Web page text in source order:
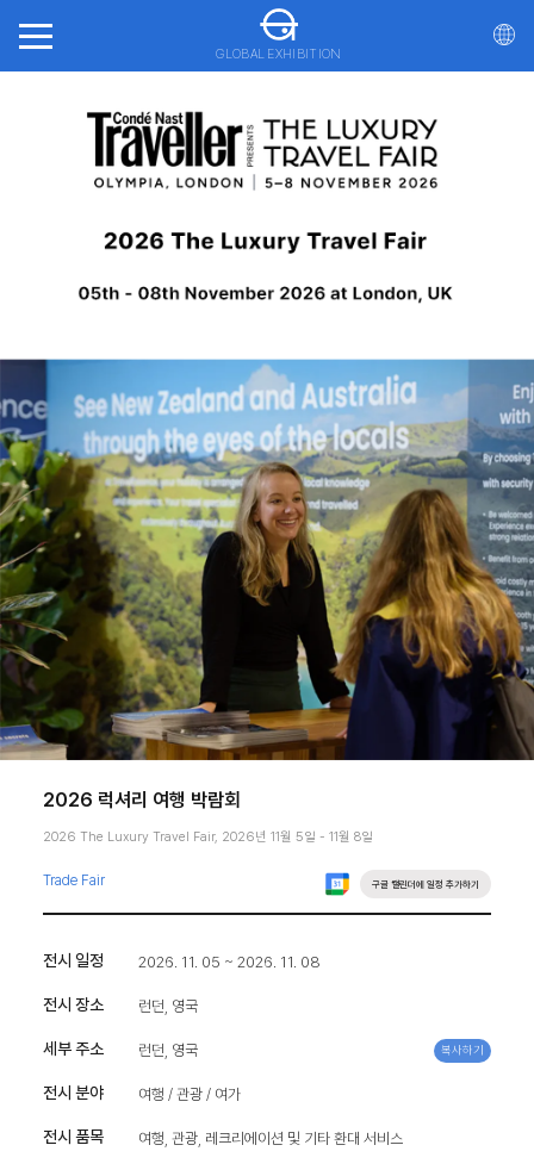
GLOBAL EXHIBITION
2026 럭셔리 여행 박람회
2026 The Luxury Travel Fair, 2026년 11월 5일 - 11월 8일
Trade Fair 구글 캘린더에 일정 추가하기
전시 일정 2026. 11. 05 ~ 2026. 11. 08
전시 장소 런던, 영국
세부 주소 런던, 영국 복사하기
전시 분야 여행 / 관광 / 여가
전시 품목 여행, 관광, 레크리에이션 및 기타 환대 서비스